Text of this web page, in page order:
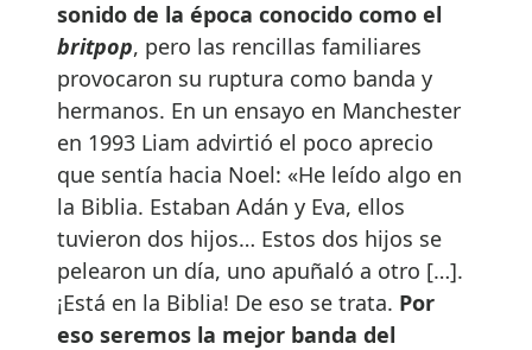
sonido de la época conocido como el
britpop, pero las rencillas familiares
provocaron su ruptura como banda y
hermanos. En un ensayo en Manchester
en 1993 Liam advirtió el poco aprecio
que sentía hacia Noel: «He leído algo en
la Biblia. Estaban Adán y Eva, ellos
tuvieron dos hijos… Estos dos hijos se
pelearon un día, uno apuñaló a otro […].
¡Está en la Biblia! De eso se trata. Por
eso seremos la mejor banda del